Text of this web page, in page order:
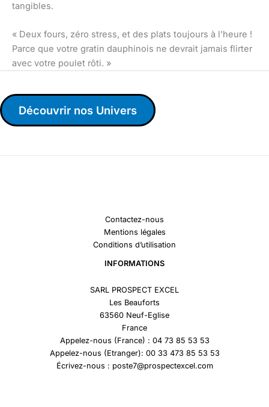
tangibles.
« Deux fours, zéro stress, et des plats toujours à l’heure !
Parce que votre gratin dauphinois ne devrait jamais flirter
avec votre poulet rôti. »
Découvrir nos Univers
Contactez-nous
Mentions légales
Conditions d’utilisation
INFORMATIONS
SARL PROSPECT EXCEL
Les Beauforts
63560 Neuf-Eglise
France
Appelez-nous (France) : 04 73 85 53 53
Appelez-nous (Etranger): 00 33 473 85 53 53
Écrivez-nous : poste7@prospectexcel.com